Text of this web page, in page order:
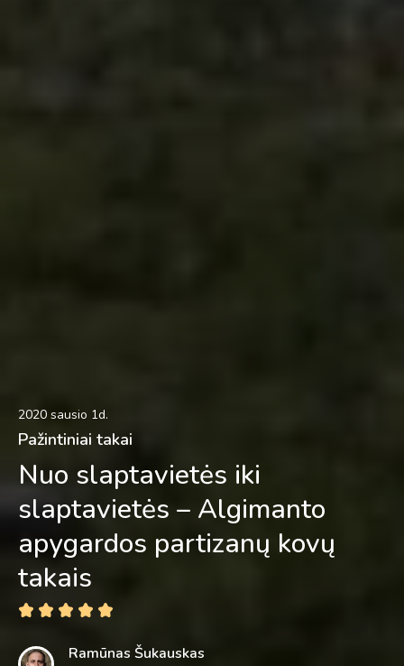
2020 sausio 1d.
Pažintiniai takai
Nuo slaptavietės iki
slaptavietės – Algimanto
apygardos partizanų kovų
takais
Ramūnas Šukauskas